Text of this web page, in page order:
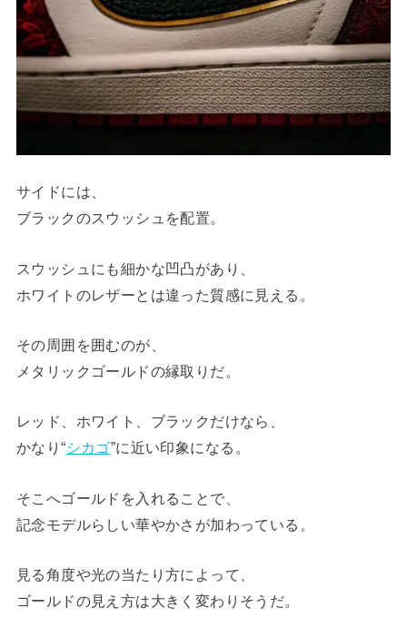
サイドには、
ブラックのスウッシュを配置。
スウッシュにも細かな凹凸があり、
ホワイトのレザーとは違った質感に見える。
その周囲を囲むのが、
メタリックゴールドの縁取りだ。
レッド、ホワイト、ブラックだけなら、
かなり“シカゴ”に近い印象になる。
そこへゴールドを入れることで、
記念モデルらしい華やかさが加わっている。
見る角度や光の当たり方によって、
ゴールドの見え方は大きく変わりそうだ。